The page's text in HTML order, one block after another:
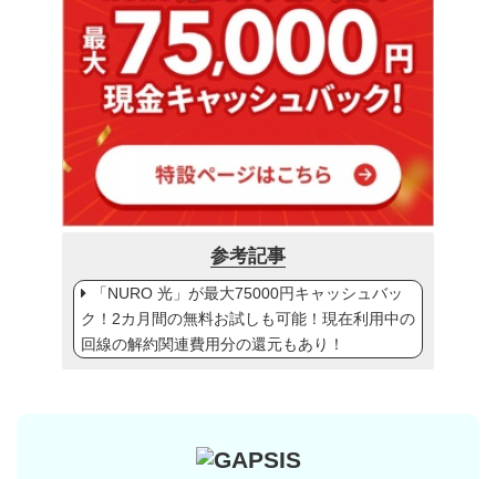
参考記事
「NURO 光」が最大75000円キャッシュバッ
ク！2カ月間の無料お試しも可能！現在利用中の
回線の解約関連費用分の還元もあり！